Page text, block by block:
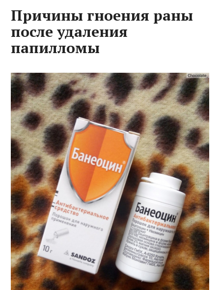
Причины гноения раны
после удаления
папилломы